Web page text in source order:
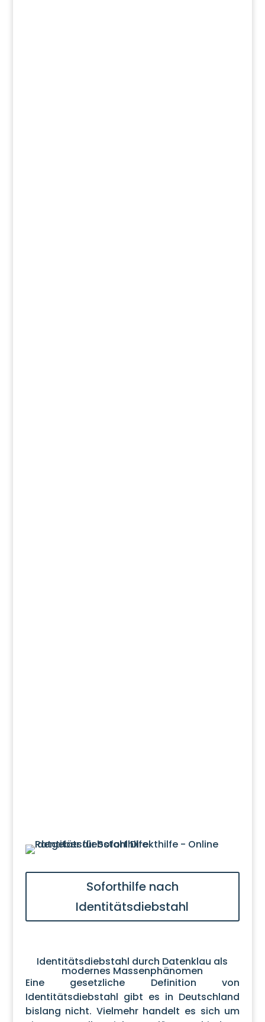
Soforthilfe nach
Identitätsdiebstahl
Identitätsdiebstahl durch Datenklau als
modernes Massenphänomen
Eine gesetzliche Definition von
Identitätsdiebstahl gibt es in Deutschland
bislang nicht. Vielmehr handelt es sich um